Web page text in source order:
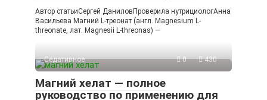
Автор статьиСергей ДаниловПроверила нутрициологАнна
Васильева Магний L-треонат (англ. Magnesium L-
threonate, лат. Magnesii L-threonas) —
Седативное 0 430
Магний хелат — полное
руководство по применению для